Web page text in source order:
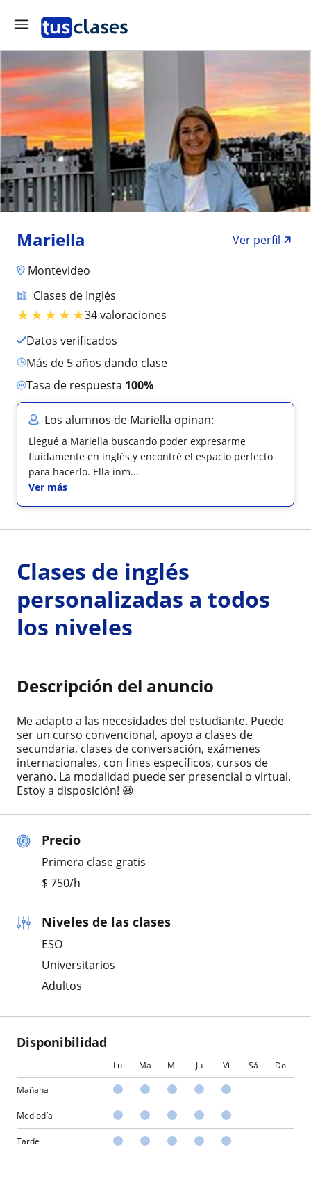
Mariella
Ver perfil
Montevideo
Clases de Inglés
★★★★★34 valoraciones
Datos verificados
más de 5 años dando clase
Tasa de respuesta 100%
Los alumnos de Mariella opinan:
Llegué a Mariella buscando poder expresarme
fluidamente en inglés y encontré el espacio perfecto
para hacerlo. Ella inm...
Ver más
Precio
Primera clase gratis
$ 750/h
Niveles de las clases
ESO
Universitarios
Adultos
Disponibilidad
Lu Ma Mi Ju Vi Sá Do
Mañana
Mediodía
Tarde
Clases de inglés
personalizadas a todos
los niveles
Descripción del anuncio
Me adapto a las necesidades del estudiante. Puede
ser un curso convencional, apoyo a clases de
secundaria, clases de conversación, exámenes
internacionales, con fines específicos, cursos de
verano. La modalidad puede ser presencial o virtual.
Estoy a disposición! 😃